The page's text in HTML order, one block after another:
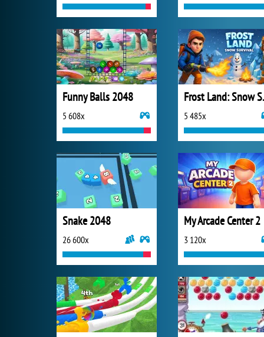
Funny Balls 2048
5 608x 5 485x
Snake 2048
26 600x
My Arcade Center 2
3 120x